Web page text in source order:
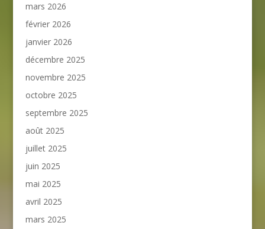
mars 2026
février 2026
janvier 2026
décembre 2025
novembre 2025
octobre 2025
septembre 2025
août 2025
juillet 2025
juin 2025
mai 2025
avril 2025
mars 2025